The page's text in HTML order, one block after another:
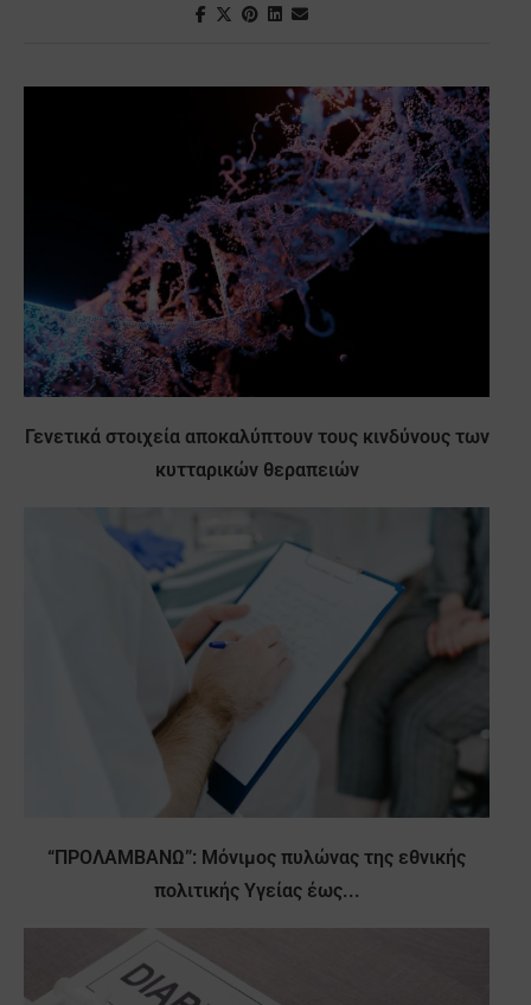
Γενετικά στοιχεία αποκαλύπτουν τους κινδύνους των
κυτταρικών θεραπειών
“ΠΡΟΛΑΜΒΑΝΩ”: Μόνιμος πυλώνας της εθνικής
πολιτικής Υγείας έως...